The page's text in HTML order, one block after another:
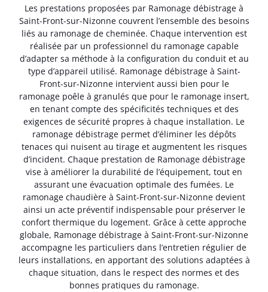
Les prestations proposées par Ramonage débistrage à
Saint-Front-sur-Nizonne couvrent l’ensemble des besoins
liés au ramonage de cheminée. Chaque intervention est
réalisée par un professionnel du ramonage capable
d’adapter sa méthode à la configuration du conduit et au
type d’appareil utilisé. Ramonage débistrage à Saint-
Front-sur-Nizonne intervient aussi bien pour le
ramonage poêle à granulés que pour le ramonage insert,
en tenant compte des spécificités techniques et des
exigences de sécurité propres à chaque installation. Le
ramonage débistrage permet d’éliminer les dépôts
tenaces qui nuisent au tirage et augmentent les risques
d’incident. Chaque prestation de Ramonage débistrage
vise à améliorer la durabilité de l’équipement, tout en
assurant une évacuation optimale des fumées. Le
ramonage chaudière à Saint-Front-sur-Nizonne devient
ainsi un acte préventif indispensable pour préserver le
confort thermique du logement. Grâce à cette approche
globale, Ramonage débistrage à Saint-Front-sur-Nizonne
accompagne les particuliers dans l’entretien régulier de
leurs installations, en apportant des solutions adaptées à
chaque situation, dans le respect des normes et des
bonnes pratiques du ramonage.